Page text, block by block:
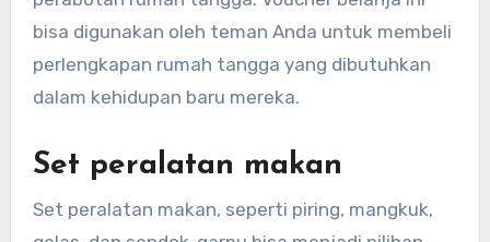
bisa digunakan oleh teman Anda untuk membeli
perlengkapan rumah tangga yang dibutuhkan
dalam kehidupan baru mereka.
Set peralatan makan
Set peralatan makan, seperti piring, mangkuk,